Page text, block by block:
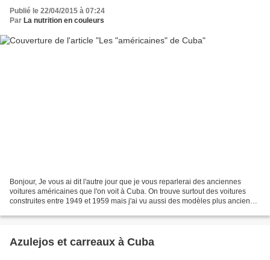
Publié le 22/04/2015 à 07:24
Par La nutrition en couleurs
Bonjour, Je vous ai dit l'autre jour que je vous reparlerai des anciennes
voitures américaines que l'on voit à Cuba. On trouve surtout des voitures
construites entre 1949 et 1959 mais j'ai vu aussi des modèles plus anciens.
Azulejos et carreaux à Cuba